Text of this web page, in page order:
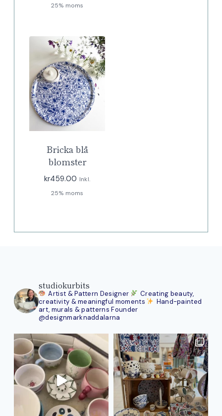
25% moms
Bricka blå
blomster
kr459.00 Inkl.
25% moms
studiokurbits
Artist & Pattern Designer
Creating beauty,
creativity & meaningful moments
Hand-painted
art, murals & patterns Founder
@designmarknaddalarna